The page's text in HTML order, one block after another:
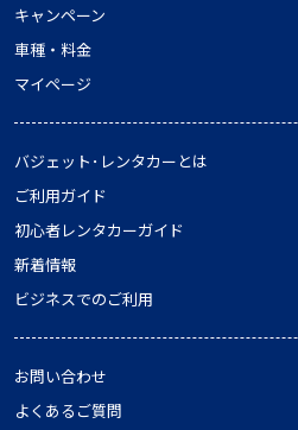
キャンペーン
車種・料金
マイページ
バジェット･レンタカーとは
ご利用ガイド
初心者レンタカーガイド
新着情報
ビジネスでのご利用
お問い合わせ
よくあるご質問